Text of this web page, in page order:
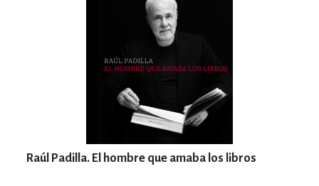
Raúl Padilla. El hombre que amaba los libros